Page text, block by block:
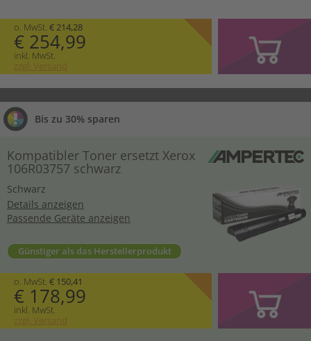
o. MwSt. € 214,28
€ 254,99
inkl. MwSt.
zzgl. Versand
Bis zu 30% sparen
Kompatibler Toner ersetzt Xerox
106R03757 schwarz
Schwarz
Details anzeigen
Passende Geräte anzeigen
Günstiger als das Herstellerprodukt
o. MwSt. € 150,41
€ 178,99
inkl. MwSt.
zzgl. Versand